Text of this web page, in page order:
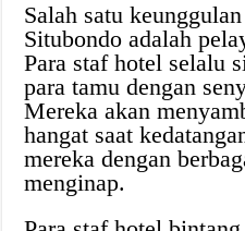
Salah satu
Situbondo adalah
Para staf hotel selalu
para tamu dengan
Mereka akan
hangat saat
mereka dengan
menginap.